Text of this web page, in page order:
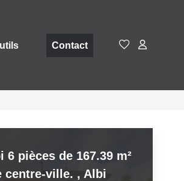
Contact
6 pièces de 167.39 m²
centre-ville. , Albi